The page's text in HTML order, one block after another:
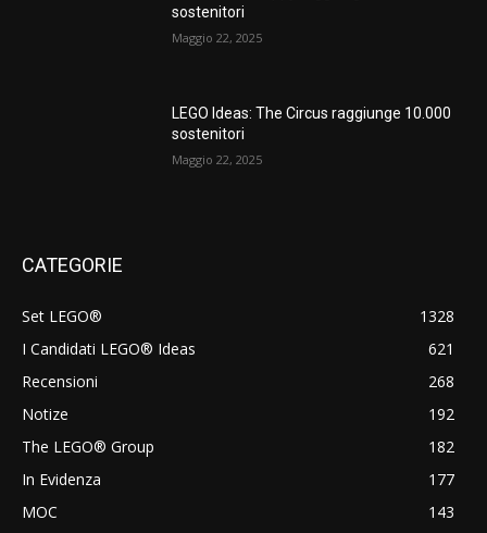
sostenitori
Maggio 22, 2025
LEGO Ideas: The Circus raggiunge 10.000
sostenitori
Maggio 22, 2025
CATEGORIE
Set LEGO®
1328
I Candidati LEGO® Ideas
621
Recensioni
268
Notize
192
The LEGO® Group
182
In Evidenza
177
MOC
143